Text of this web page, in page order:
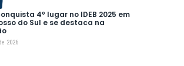
4º lugar no IDEB 2025 em
do Sul e se destaca na
2026